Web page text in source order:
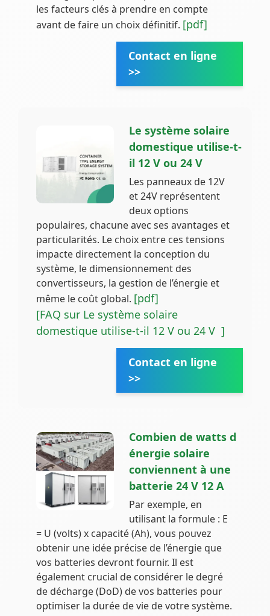
les facteurs clés à prendre en compte
avant de faire un choix définitif. [pdf]
Contact en ligne
>>
Le système solaire
domestique utilise-t-
il 12 V ou 24 V
Les panneaux de 12V
et 24V représentent
deux options
populaires, chacune avec ses avantages et
particularités. Le choix entre ces tensions
impacte directement la conception du
système, le dimensionnement des
convertisseurs, la gestion de l’énergie et
même le coût global. [pdf]
[FAQ sur Le système solaire
domestique utilise-t-il 12 V ou 24 V ]
Contact en ligne
>>
Combien de watts d
énergie solaire
conviennent à une
batterie 24 V 12 A
Par exemple, en
utilisant la formule : E
= U (volts) x capacité (Ah), vous pouvez
obtenir une idée précise de l’énergie que
vos batteries devront fournir. Il est
également crucial de considérer le degré
de décharge (DoD) de vos batteries pour
optimiser la durée de vie de votre système.